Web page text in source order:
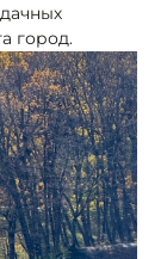
город.